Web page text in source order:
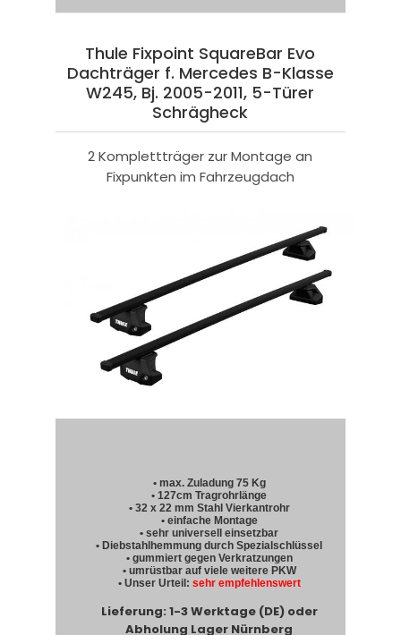
Thule Fixpoint SquareBar Evo
Dachträger f. Mercedes B-Klasse
W245, Bj. 2005-2011, 5-Türer
Schrägheck
2 Komplettträger zur Montage an
Fixpunkten im Fahrzeugdach
• max. Zuladung 75 Kg
• 127cm Tragrohrlänge
• 32 x 22 mm Stahl Vierkantrohr
• einfache Montage
• sehr universell einsetzbar
• Diebstahlhemmung durch Spezialschlüssel
• gummiert gegen Verkratzungen
• umrüstbar auf viele weitere PKW
• Unser Urteil: sehr empfehlenswert
Lieferung: 1-3 Werktage (DE) oder
Abholung Lager Nürnberg